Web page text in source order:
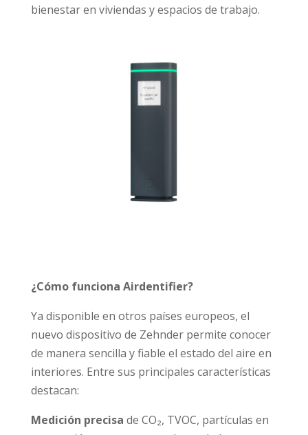
bienestar en viviendas y espacios de trabajo.
¿Cómo funciona Airdentifier?
Ya disponible en otros países europeos, el
nuevo dispositivo de Zehnder permite conocer
de manera sencilla y fiable el estado del aire en
interiores. Entre sus principales características
destacan:
Medición precisa de CO₂, TVOC, partículas en